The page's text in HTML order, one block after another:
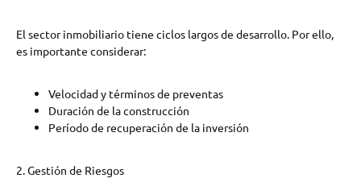
El sector inmobiliario tiene ciclos largos de desarrollo. Por ello,
es importante considerar:
Velocidad y términos de preventas
Duración de la construcción
Período de recuperación de la inversión
2. Gestión de Riesgos